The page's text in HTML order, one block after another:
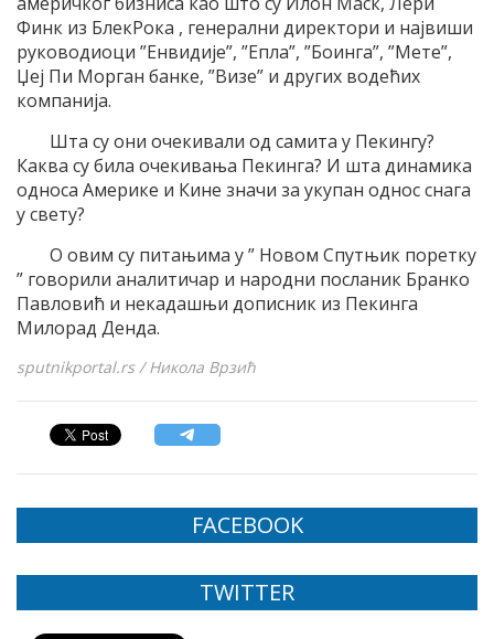
Финк из БлекРока , генерални директори и највиши
руководиоци ”Енвидије”, ”Епла”, ”Боинга”, ”Мете”,
Џеј Пи Морган банке, ”Визе” и других водећих
компанија.
Шта су они очекивали од самита у Пекингу?
Каква су била очекивања Пекинга? И шта динамика
односа Америке и Кине значи за укупан однос снага
у свету?
О овим су питањима у ” Новом Спутњик поретку
” говорили аналитичар и народни посланик Бранко
Павловић и некадашњи дописник из Пекинга
Милорад Денда.
sputnikportal.rs / Никола Врзић
FACEBOOK
TWITTER